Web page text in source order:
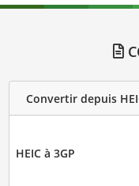
Convertir depuis
HEIC à 3GP